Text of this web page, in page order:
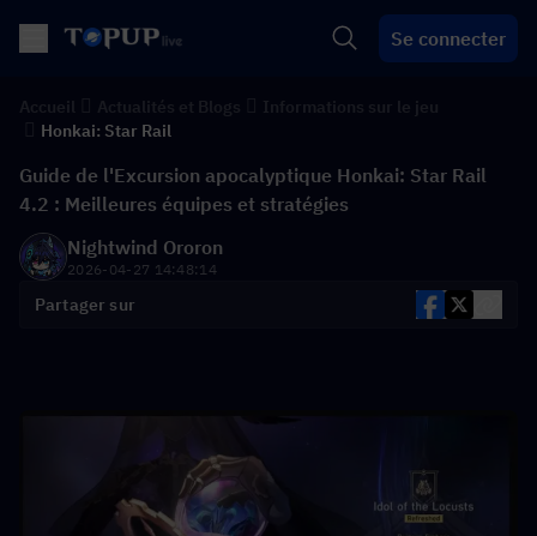
Se connecter
Honkai: Star Rail
Guide de l'Excursion apocalyptique Honkai: Star Rail
4.2 : Meilleures équipes et stratégies
Nightwind Ororon
2026-04-27 14:48:14
Partager sur